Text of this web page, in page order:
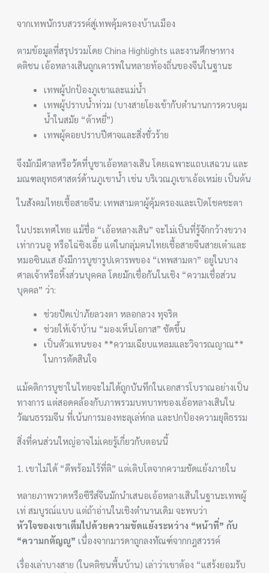
จากเทพนักรบสวรรค์สู่เทพคุ้มครองบ้านเมือง
ตามข้อมูลที่สรุปรวมโดย China Highlights และงานศึกษาทาง
คติชน เอ้อหลางเสินถูกเคารพในหลายท้องถิ่นของจีนในฐานะ
เทพผู้ปกป้องภูเขาและแม่น้ำ
เทพผู้ปราบน้ำท่วม (บางสายโยงเข้ากับตำนานการควบคุม
น้ำในสมัย “ต้าหยี่”)
เทพผู้คอยปราบปีศาจและสิ่งชั่วร้าย
จึงมักมีศาลหรือวัดที่บูชาเอ้อหลางเสิน โดยเฉพาะแถบเสฉวน และ
มณฑลยุทธศาสตร์ด้านภูเขาน้ำ เช่น บริเวณภูเขาเอ้อเหม่ย เป็นต้น
ในสังคมไทยเชื้อสายจีน: เทพสามตาผู้คุ้มครองและเปิดโชคชะตา
ในประเทศไทย แม้ชื่อ “เอ้อหลางเสิน” จะไม่เป็นที่รู้จักกว้างขวาง
เท่ากวนอู หรือไฉ่ซิงเอี้ย แต่ในกลุ่มคนไทยเชื้อสายจีนสายเต๋าและ
หมอซินแส ยังมีการบูชารูปเคารพของ “เทพสามตา” อยู่ในบาง
ศาลเจ้าหรือหิ้งส่วนบุคคล โดยมักเชื่อกันในเชิง “ความเชื่อส่วน
บุคคล” ว่า:
ช่วยปัดเป่าภัยลวงตา หลอกลวง ทุจริต
ช่วยให้เจ้าบ้าน “มองเห็นโอกาส” ชัดขึ้น
เป็นตัวแทนของ **ความเฉียบแหลมและวิจารณญาณ**
ในการตัดสินใจ
แม้คติการบูชาในไทยจะไม่ได้ถูกบันทึกในเอกสารโบราณอย่างเป็น
ทางการ แต่สอดคล้องกับภาพรวมบทบาทของเอ้อหลางเสินใน
วัฒนธรรมจีน ที่เน้นการมองทะลุเล่ห์กล และปกป้องความยุติธรรม
สิ่งที่คนส่วนใหญ่อาจไม่เคยรู้เกี่ยวกับตอนนี้
1. เขาไม่ได้ “ดีพร้อมไร้ที่ติ” แต่เติบโตจากความขัดแย้งภายใน
หลายภาพวาดหรือซีรีส์จีนมักนำเสนอเอ้อหลางเสินในฐานะเทพผู้
เท่ สมบูรณ์แบบ แต่ถ้าอ่านในเชิงตำนานเดิม จะพบว่า
หัวใจของเขาเต็มไปด้วยความขัดแย้งระหว่าง “หน้าที่” กับ
“ความกตัญญู” เนื่องจากมารดาถูกลงทัณฑ์จากกฎสวรรค์
เรื่องเล่าบางสาย (ในคติชนพื้นบ้าน) เล่าว่าเขาต้อง “แสร้งยอมรับ